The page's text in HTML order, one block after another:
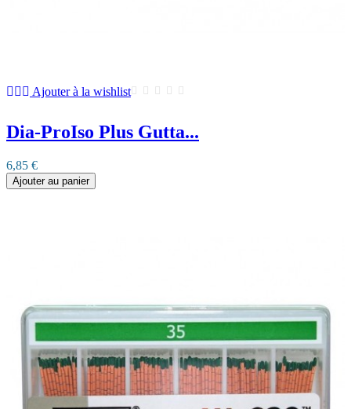
Ajouter à la wishlist
Dia-ProIso Plus Gutta...
6,85 €
Ajouter au panier